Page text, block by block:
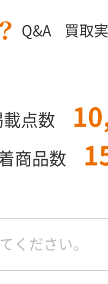
Q&A 買取
載点数
商品数